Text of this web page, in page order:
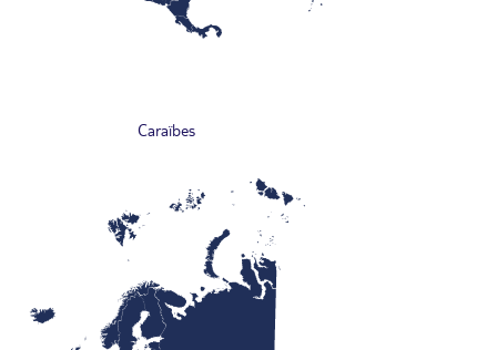
Caraïbes